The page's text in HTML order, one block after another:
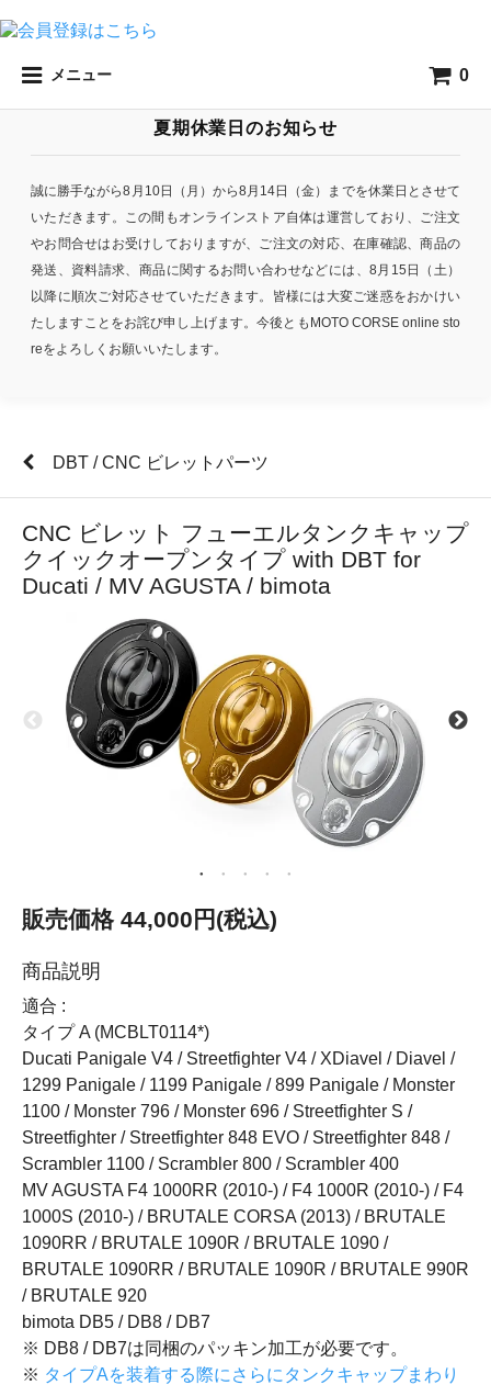
メニュー 0
夏期休業日のお知らせ
誠に勝手ながら8月10日（月）から8月14日（金）までを休業日とさせて
いただきます。この間もオンラインストア自体は運営しており、ご注文
やお問合せはお受けしておりますが、ご注文の対応、在庫確認、商品の
発送、資料請求、商品に関するお問い合わせなどには、8月15日（土）
以降に順次ご対応させていただきます。皆様には大変ご迷惑をおかけい
たしますことをお詫び申し上げます。今後ともMOTO CORSE online sto
reをよろしくお願いいたします。
DBT / CNC ビレットパーツ
CNC ビレット フューエルタンクキャップ
クイックオープンタイプ with DBT for
Ducati / MV AGUSTA / bimota
販売価格 44,000円(税込)
商品説明
適合 :
タイプ A (MCBLT0114*)
Ducati Panigale V4 / Streetfighter V4 / XDiavel / Diavel /
1299 Panigale / 1199 Panigale / 899 Panigale / Monster
1100 / Monster 796 / Monster 696 / Streetfighter S /
Streetfighter / Streetfighter 848 EVO / Streetfighter 848 /
Scrambler 1100 / Scrambler 800 / Scrambler 400
MV AGUSTA F4 1000RR (2010-) / F4 1000R (2010-) / F4
1000S (2010-) / BRUTALE CORSA (2013) / BRUTALE
1090RR / BRUTALE 1090R / BRUTALE 1090 /
BRUTALE 1090RR / BRUTALE 1090R / BRUTALE 990R
/ BRUTALE 920
bimota DB5 / DB8 / DB7
※ DB8 / DB7は同梱のパッキン加工が必要です。
※ タイプAを装着する際にさらにタンクキャップまわり